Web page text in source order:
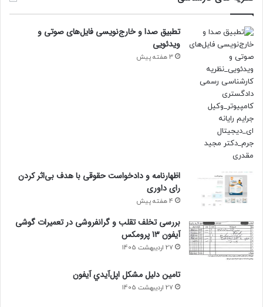
تطبیق صدا و خارج‌نویسی فایل‌های صوتی و
ویدئویی
3 هفته پیش
اظهارنامه و دادخواست حقوقی با هدف بی‌اثر کردن
رای داوری
4 هفته پیش
بررسی تخلف تقلب و گرانفروشی در تعمیرات گوشی
آیفون 13 پرومکس
27 اردیبهشت 1405
تامين دليل مشکل اپل‌آيدي آيفون
27 اردیبهشت 1405